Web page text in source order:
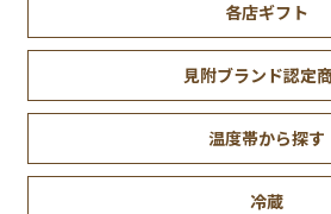
各店ギフト
見附ブランド認定
温度帯から探す
冷蔵